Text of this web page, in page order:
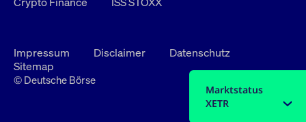
Impressum Disclaimer
Datenschutz
Sitemap
© Deutsche Börse
Marktstatus
XETR